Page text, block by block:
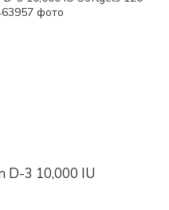
D-3 10,000 IU